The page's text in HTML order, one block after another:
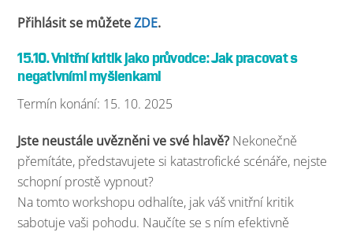
Přihlásit se můžeteZDE.
15.10. Vnitřní kritik jako průvodce: Jak pracovat s
negativními myšlenkami
Termín konání: 15. 10. 2025
Jste neustále uvězněni ve své hlavě? Nekonečně
přemítáte, představujete si katastrofické scénáře, nejste
schopní prostě vypnout?
Na tomto workshopu odhalíte, jak váš vnitřní kritik
sabotuje vaši pohodu. Naučíte se s ním efektivně